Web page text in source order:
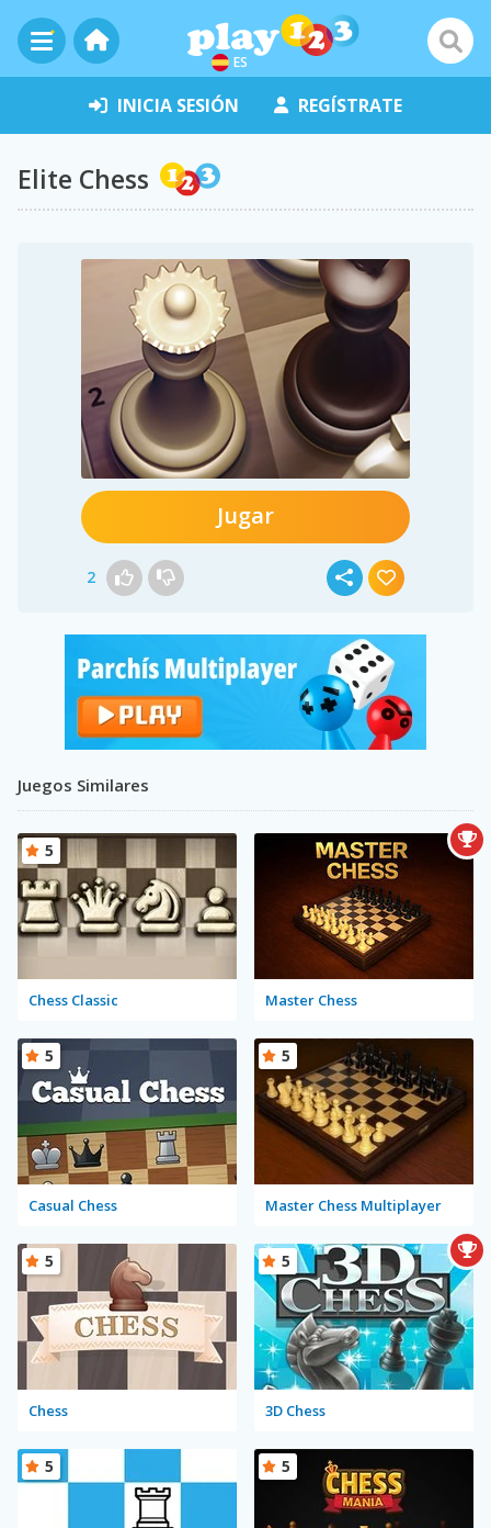
ES
INICIA SESIÓN REGÍSTRATE
Elite Chess
Jugar
2
Juegos Similares
Chess Classic
5
Master Chess
Casual Chess
5
Master Chess Multiplayer
5
Chess
5
3D Chess
5
5 5